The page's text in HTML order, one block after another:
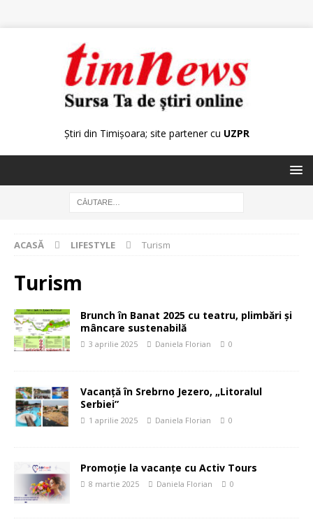
Știri din Timișoara; site partener cu UZPR
ACASĂ LIFESTYLE Turism
Turism
Brunch în Banat 2025 cu teatru, plimbări și
mâncare sustenabilă
3 aprilie 2025 Daniela Florian 0
Vacanță în Srebrno Jezero, „Litoralul
Serbiei”
1 aprilie 2025 Daniela Florian 0
Promoție la vacanțe cu Activ Tours
8 martie 2025 Daniela Florian 0